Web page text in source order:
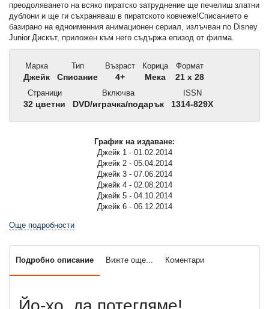
преодоляването на всяко пиратско затруднение ще печелиш златни
дублони и ще ги съхраняваш в пиратското ковчеже!Списанието е
базирано на едноименния анимационен сериал, излъчван по Disney
Junior.Дискът, приложен към него съдържа епизод от филма.
Марка
Джейк
Тип
Списание
Възраст
4+
Корица
Мека
Формат
21 x 28
Страници
32 цветни
Включва
DVD/играчка/подарък
ISSN
1314-829X
График на издаване:
Джейк 1 - 01.02.2014
Джейк 2 - 05.04.2014
Джейк 3 - 07.06.2014
Джейк 4 - 02.08.2014
Джейк 5 - 04.10.2014
Джейк 6 - 06.12.2014
Още подробности
Подробно описание Вижте още... Коментари